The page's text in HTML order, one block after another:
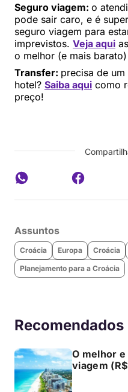
Seguro viagem: o
pode sair caro, e é
seguro viagem para
imprevistos. Veja aqui
o melhor (e mais
Transfer: precisa de
hotel? Saiba aqui como
preço!
Assuntos
Croácia Europa Croácia
Planejamento para a Croácia
Recomendados
O melhor
viagem